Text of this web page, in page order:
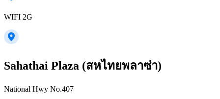
WIFI 2G
Sahathai Plaza (สหไทยพลาซ่า)
National Hwy No.407